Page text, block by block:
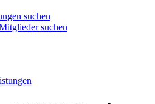
suchen
suchen